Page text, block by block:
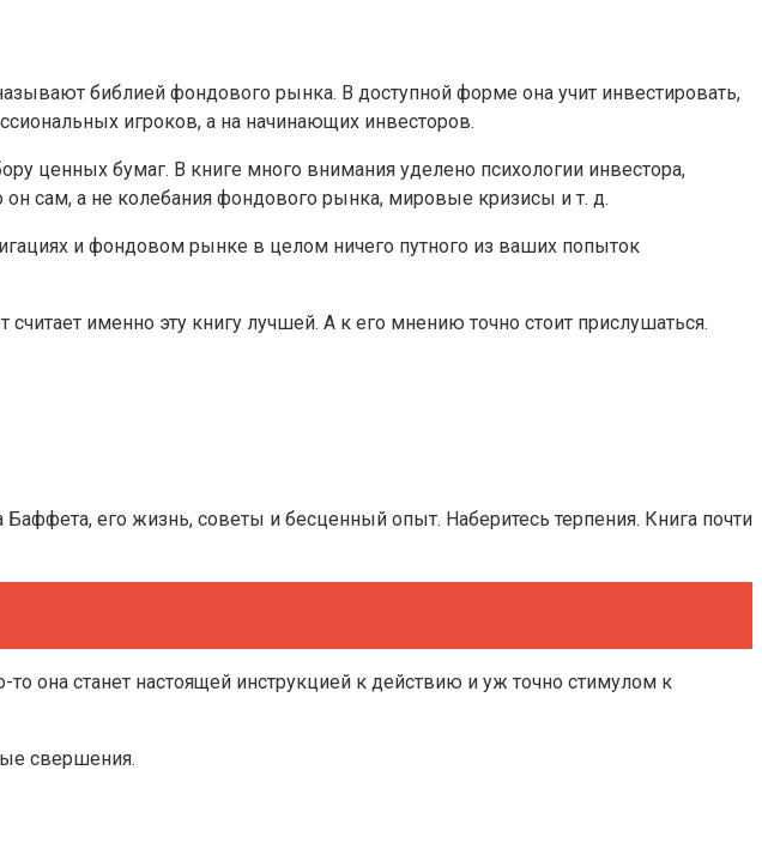
библией фондового рынка. В доступной форме она учит инвестировать,
игроков, а на начинающих инвесторов.
ценных бумаг. В книге много внимания уделено психологии инвестора,
сам, а не колебания фондового рынка, мировые кризисы и т. д.
и фондовом рынке в целом ничего путного из ваших попыток
именно эту книгу лучшей. А к его мнению точно стоит прислушаться.
его жизнь, советы и бесценный опыт. Наберитесь терпения. Книга почти
она станет настоящей инструкцией к действию и уж точно стимулом к
свершения.